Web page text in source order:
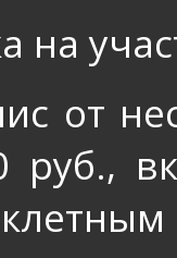
на
от
руб.,